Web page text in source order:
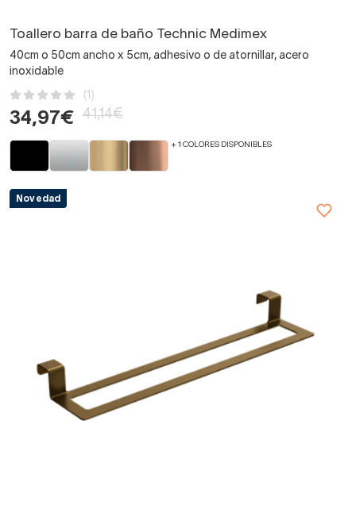
Toallero barra de baño Technic Medimex
40cm o 50cm ancho x 5cm, adhesivo o de atornillar, acero
inoxidable
(1)
34,97€ 41,14€
+ 1 COLORES DISPONIBLES
Novedad